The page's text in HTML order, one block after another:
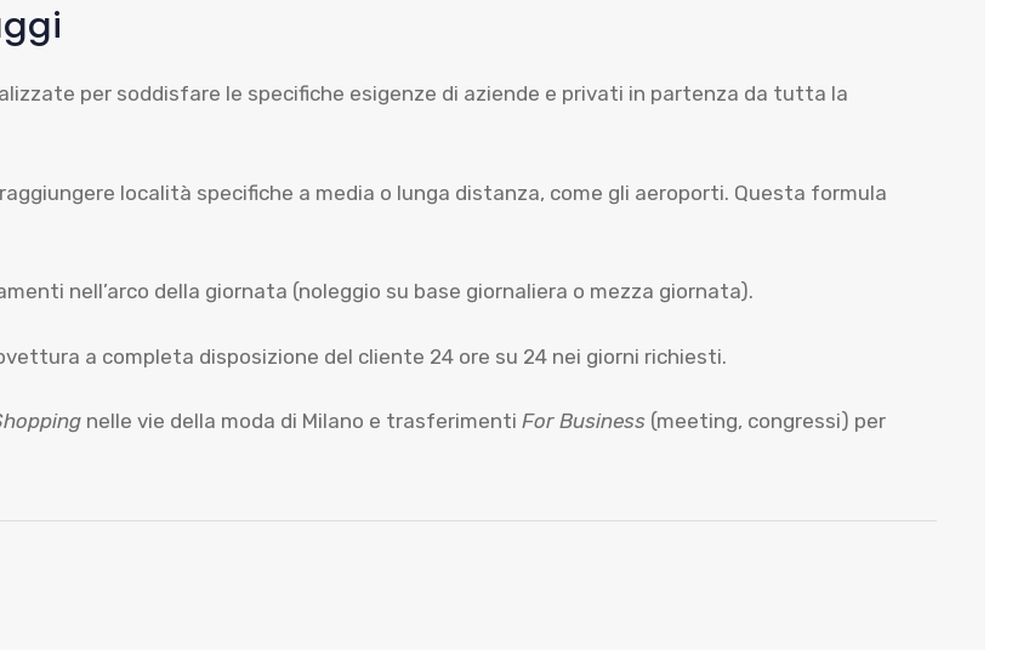
per soddisfare le specifiche esigenze di aziende e privati in partenza da tutta la
località specifiche a media o lunga distanza, come gli aeroporti. Questa formula
nell’arco della giornata (noleggio su base giornaliera o mezza giornata).
a completa disposizione del cliente 24 ore su 24 nei giorni richiesti.
nelle vie della moda di Milano e trasferimenti For Business (meeting, congressi) per